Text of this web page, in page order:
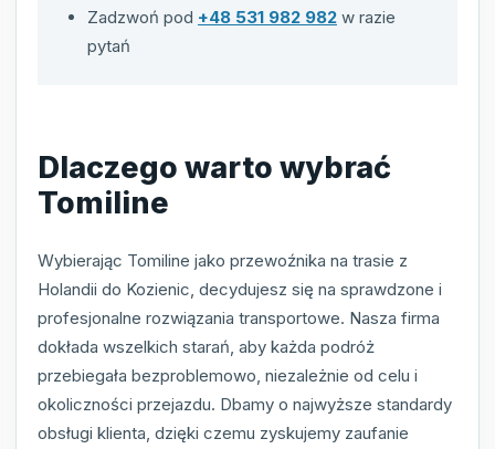
Zadzwoń pod +48 531 982 982 w razie
pytań
Dlaczego warto wybrać
Tomiline
Wybierając Tomiline jako przewoźnika na trasie z
Holandii do Kozienic, decydujesz się na sprawdzone i
profesjonalne rozwiązania transportowe. Nasza firma
dokłada wszelkich starań, aby każda podróż
przebiegała bezproblemowo, niezależnie od celu i
okoliczności przejazdu. Dbamy o najwyższe standardy
obsługi klienta, dzięki czemu zyskujemy zaufanie